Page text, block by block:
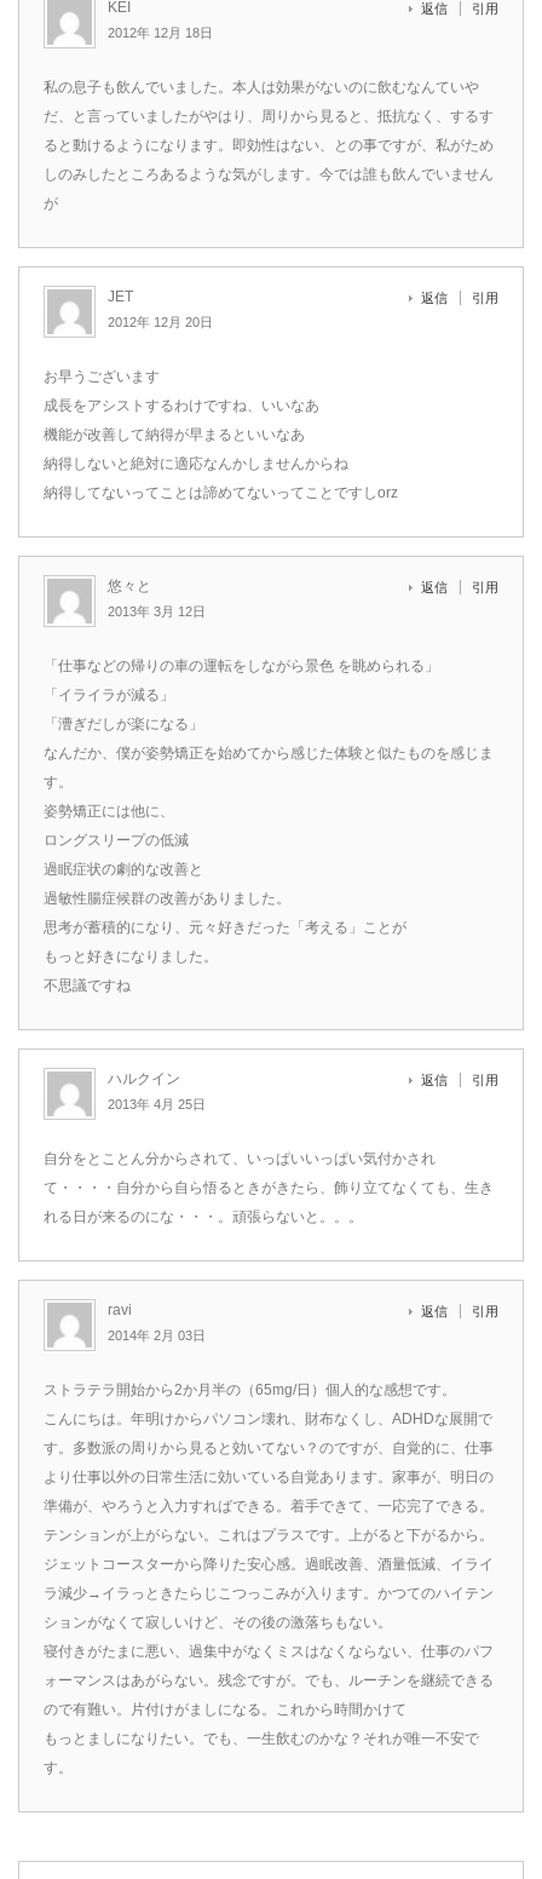
KEI
2012年 12月 18日
返信 引用
私の息子も飲んでいました。本人は効果がないのに飲むなんていや
だ、と言っていましたがやはり、周りから見ると、抵抗なく、するす
ると動けるようになります。即効性はない、との事ですが、私がため
しのみしたところあるような気がします。今では誰も飲んでいません
が
JET
2012年 12月 20日
返信 引用
お早うございます
成長をアシストするわけですね、いいなあ
機能が改善して納得が早まるといいなあ
納得しないと絶対に適応なんかしませんからね
納得してないってことは諦めてないってことですしorz
悠々と
2013年 3月 12日
返信 引用
「仕事などの帰りの車の運転をしながら景色 を眺められる」
「イライラが減る」
「漕ぎだしが楽になる」
なんだか、僕が姿勢矯正を始めてから感じた体験と似たものを感じま
す。
姿勢矯正には他に、
ロングスリープの低減
過眠症状の劇的な改善と
過敏性腸症候群の改善がありました。
思考が蓄積的になり、元々好きだった「考える」ことが
もっと好きになりました。
不思議ですね
ハルクイン
2013年 4月 25日
返信 引用
自分をとことん分からされて、いっぱいいっぱい気付かされ
て・・・・自分から自ら悟るときがきたら、飾り立てなくても、生き
れる日が来るのにな・・・。頑張らないと。。。
ravi
2014年 2月 03日
返信 引用
ストラテラ開始から2か月半の（65mg/日）個人的な感想です。
こんにちは。年明けからパソコン壊れ、財布なくし、ADHDな展開で
す。多数派の周りから見ると効いてない？のですが、自覚的に、仕事
より仕事以外の日常生活に効いている自覚あります。家事が、明日の
準備が、やろうと入力すればできる。着手できて、一応完了できる。
テンションが上がらない。これはプラスです。上がると下がるから。
ジェットコースターから降りた安心感。過眠改善、酒量低減、イライ
ラ減少→イラっときたらじこつっこみが入ります。かつてのハイテン
ションがなくて寂しいけど、その後の激落ちもない。
寝付きがたまに悪い、過集中がなくミスはなくならない、仕事のパフ
ォーマンスはあがらない。残念ですが。でも、ルーチンを継続できる
ので有難い。片付けがましになる。これから時間かけて
もっとましになりたい。でも、一生飲むのかな？それが唯一不安で
す。